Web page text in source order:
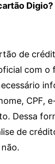
Digio?
de
com o
CPF,
Dessa
de